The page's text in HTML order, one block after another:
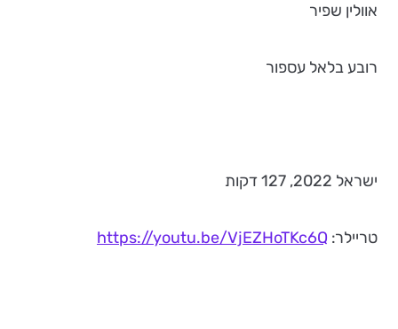
אוולין שפיר
רובע בלאל עספור
ישראל 2022, 127 דקות
טריילר: https://youtu.be/VjEZHoTKc6Q